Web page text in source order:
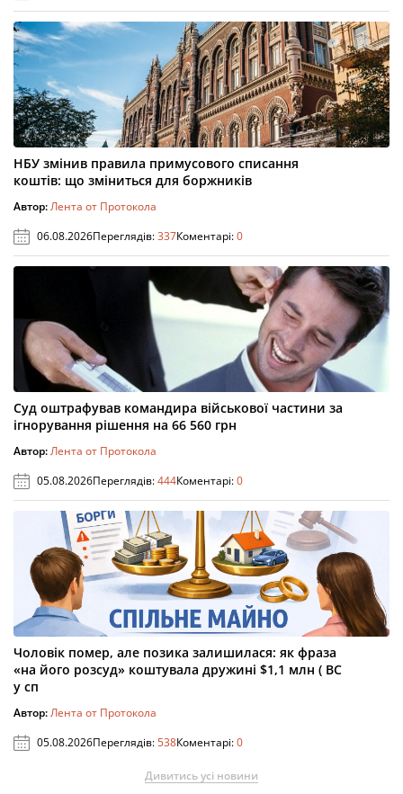
НБУ змінив правила примусового списання
коштів: що зміниться для боржників
Автор:Лента от Протокола
06.08.2026Переглядів:337Коментарі:0
Суд оштрафував командира військової частини за
ігнорування рішення на 66 560 грн
Автор:Лента от Протокола
05.08.2026Переглядів:444Коментарі:0
Чоловік помер, але позика залишилася: як фраза
«на його розсуд» коштувала дружині $1,1 млн ( ВС
у сп
Автор:Лента от Протокола
05.08.2026Переглядів:538Коментарі:0
Дивитись усі новини